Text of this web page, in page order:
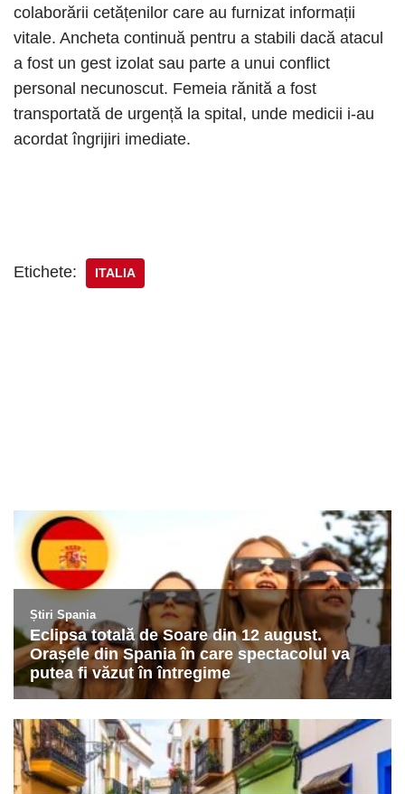
colaborării cetățenilor care au furnizat informații
vitale. Ancheta continuă pentru a stabili dacă atacul
a fost un gest izolat sau parte a unui conflict
personal necunoscut. Femeia rănită a fost
transportată de urgență la spital, unde medicii i-au
acordat îngrijiri imediate.
Etichete: ITALIA